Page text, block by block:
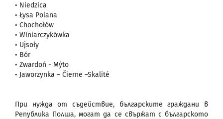
• Niedzica
• Łysa Polana
• Chochołów
• Winiarczykówka
• Ujsoły
• Bór
• Zwardoń - Mýto
• Jaworzynka – Čierne –Skalité
При нужда от съдействие, българските граждани в
Република Полша, могат да се свържат с българското